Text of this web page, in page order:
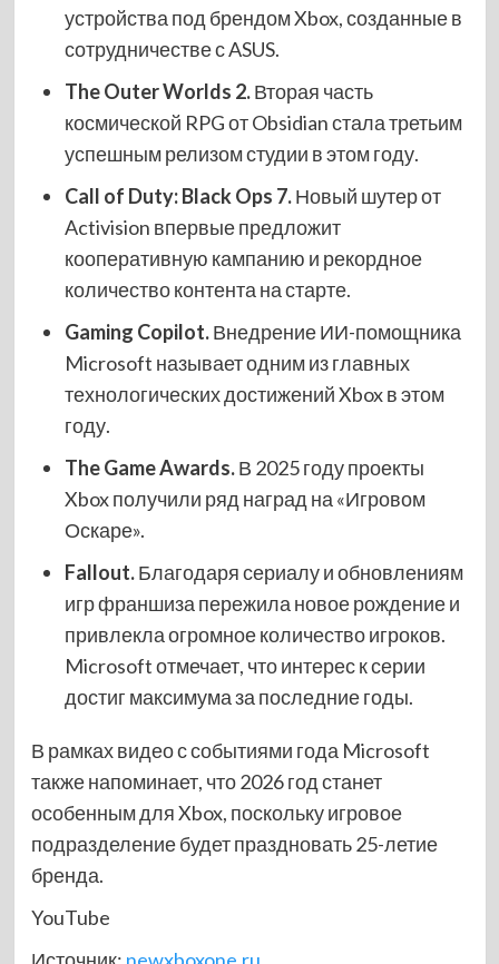
устройства под брендом Xbox, созданные в
сотрудничестве с ASUS.
The Outer Worlds 2.Вторая часть
космической RPG от Obsidian стала третьим
успешным релизом студии в этом году.
Call of Duty: Black Ops 7.Новый шутер от
Activision впервые предложит
кооперативную кампанию и рекордное
количество контента на старте.
Gaming Copilot.Внедрение ИИ-помощника
Microsoft называет одним из главных
технологических достижений Xbox в этом
году.
The Game Awards.В 2025 году проекты
Xbox получили ряд наград на «Игровом
Оскаре».
Fallout.Благодаря сериалу и обновлениям
игр франшиза пережила новое рождение и
привлекла огромное количество игроков.
Microsoft отмечает, что интерес к серии
достиг максимума за последние годы.
В рамках видео с событиями года Microsoft
также напоминает, что 2026 год станет
особенным для Xbox, поскольку игровое
подразделение будет праздновать 25-летие
бренда.
YouTube